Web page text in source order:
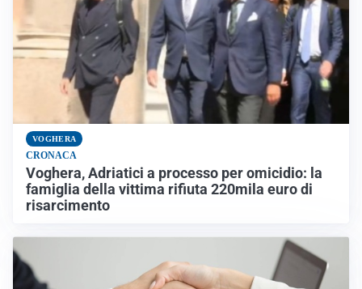
VOGHERA
CRONACA
Voghera, Adriatici a processo per omicidio: la
famiglia della vittima rifiuta 220mila euro di
risarcimento